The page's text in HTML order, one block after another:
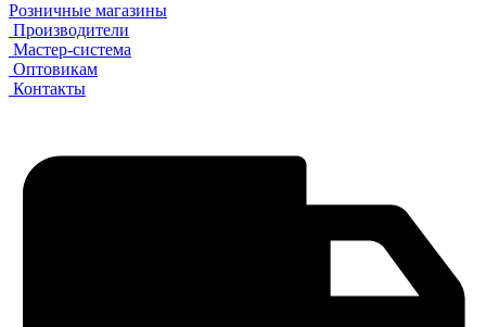
Розничные магазины
Производители
Мастер-система
Оптовикам
Контакты